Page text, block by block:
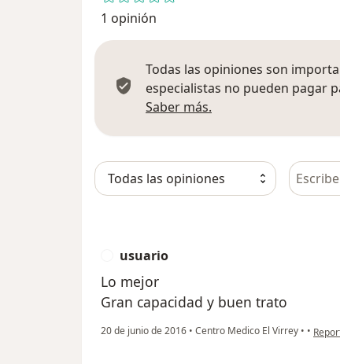
1 opinión
Todas las opiniones son
especialistas no pueden pagar
Saber más.
Busca
usuario
Lo mejor
Gran capacidad y buen trato
20 de junio de 2016 • Centro Medico El Virrey • • en